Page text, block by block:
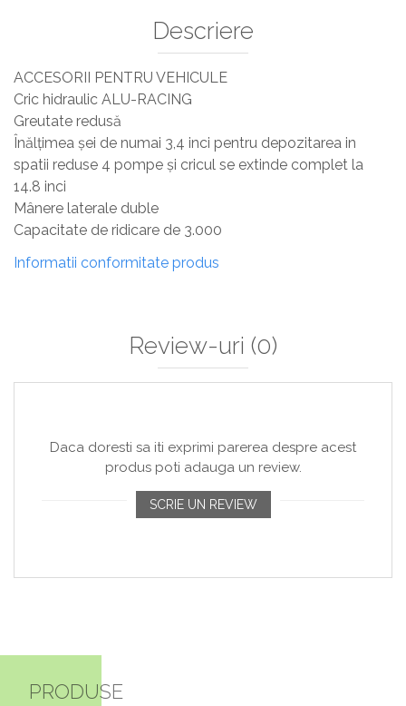
Descriere
ACCESORII PENTRU VEHICULE
Cric hidraulic ALU-RACING
Greutate redusă
Înălțimea șei de numai 3,4 inci pentru depozitarea in
spatii reduse 4 pompe și cricul se extinde complet la
14.8 inci
Mânere laterale duble
Capacitate de ridicare de 3.000
Informatii conformitate produs
Review-uri (0)
Daca doresti sa iti exprimi parerea despre acest
produs poti adauga un review.
SCRIE UN REVIEW
PRODUSE